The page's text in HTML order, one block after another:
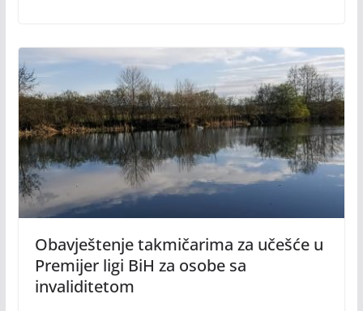
Obavještenje takmičarima za učešće u
Premijer ligi BiH za osobe sa
invaliditetom